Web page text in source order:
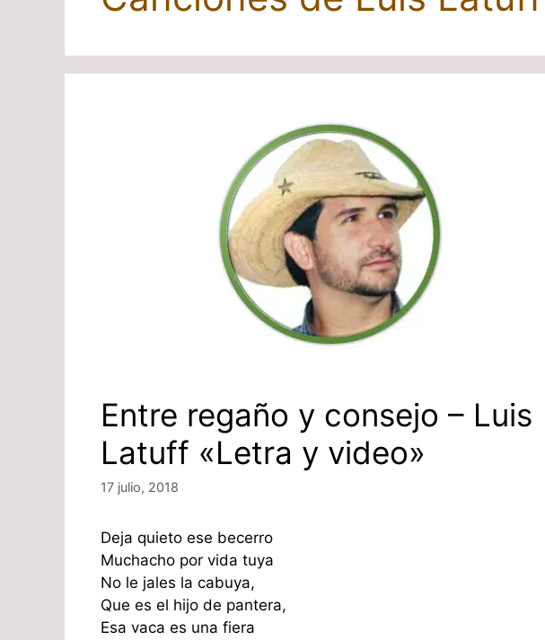
Entre regaño y consejo – Luis
Latuff «Letra y video»
17 julio, 2018
Deja quieto ese becerro
Muchacho por vida tuya
No le jales la cabuya,
Que es el hijo de pantera,
Esa vaca es una fiera